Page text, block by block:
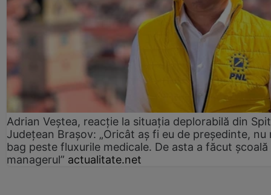
Adrian Veștea, reacție la situația deplorabilă din
Județean Brașov: „Oricât aș fi eu de președinte, nu
bag peste fluxurile medicale. De asta a făcut școală
managerul” actualitate.net